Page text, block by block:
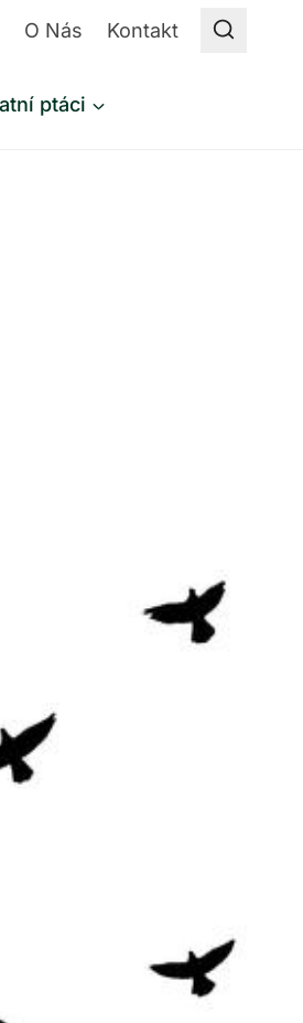
O Nás Kontakt
ptáci